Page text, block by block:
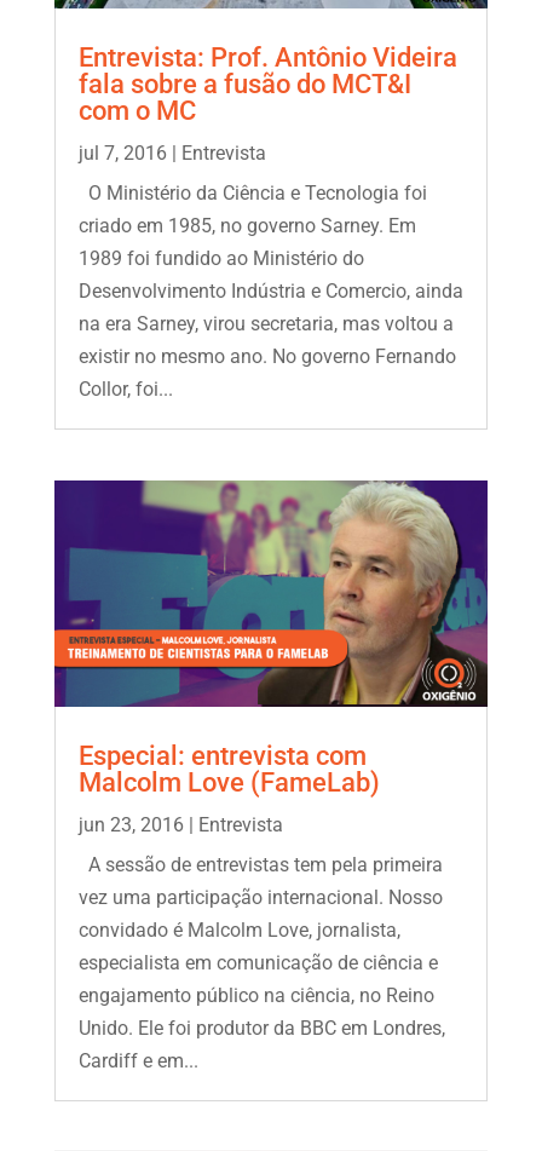
Entrevista: Prof. Antônio Videira
fala sobre a fusão do MCT&I
com o MC
jul 7, 2016|
Entrevista
O Ministério da Ciência e Tecnologia foi
criado em 1985, no governo Sarney. Em
1989 foi fundido ao Ministério do
Desenvolvimento Indústria e Comercio, ainda
na era Sarney, virou secretaria, mas voltou a
existir no mesmo ano. No governo Fernando
Collor, foi...
Especial: entrevista com
Malcolm Love (FameLab)
jun 23, 2016|
Entrevista
A sessão de entrevistas tem pela primeira
vez uma participação internacional. Nosso
convidado é Malcolm Love, jornalista,
especialista em comunicação de ciência e
engajamento público na ciência, no Reino
Unido. Ele foi produtor da BBC em Londres,
Cardiff e em...